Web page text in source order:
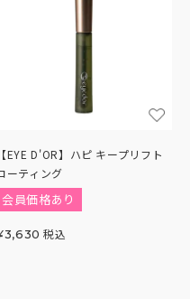
【EYE D'OR】ハピ キープリフト
ーティング
会員価格あり
3,630 税込